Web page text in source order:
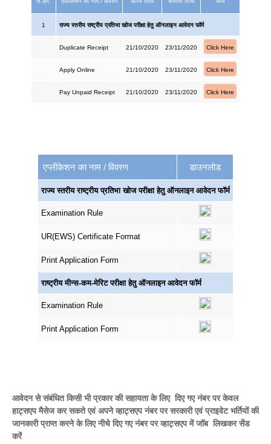
1 राज्य स्तरीय राष्ट्रीय प्रतिभा खोज परीक्षा हेतु ऑनलाइन आवेदन फॉर्म
Duplicate Receipt 21/10/2020 23/11/2020 Click Here
Apply Online 21/10/2020 23/11/2020 Click Here
Pay Unpaid Receipt 21/10/2020 23/11/2020 Click Here
एप्लीकेशन का नाम / विवरण डाउनलोड
राज्य स्तरीय राष्ट्रीय प्रतिभा खोज परीक्षा हेतु ऑनलाइन आवेदन फॉर्म
Examination Rule
UR(EWS) Certificate Format
Print Application Form
राष्ट्रीय मीन्स-कम-मेरिट परीक्षा हेतु ऑनलाइन आवेदन फॉर्म
Examination Rule
Print Application Form
आवेदन से संबंधित किसी भी प्रकार की सहायता के लिए दिए गए नंबर पर केवल
हाट्सएप मैसेज कर सकते एवं अपने व्हाट्सएप नंबर पर सरकारी एवं प्राइवेट भर्तियों की
जानकारी प्राप्त करने के लिए नीचे दिए गए नंबर पर व्हाट्सएप में जॉब लिखकर सेंड
करें